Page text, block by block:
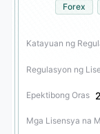
Forex
Katayuan ng
Regulasyon ng
Epektibong Oras
Mga Lisensya na